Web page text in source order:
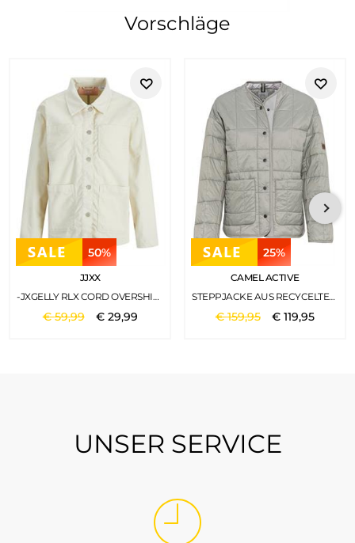
Vorschläge
50%
JJXX
-JXGELLY RLX CORD OVERSHIRT SN BONE WHITE
€59,99 € 29,99
25%
CAMEL ACTIVE
STEPPJACKE AUS RECYCELTEM POLYESTER LIGHT SAGE
€159,95 € 119,95
UNSER SERVICE